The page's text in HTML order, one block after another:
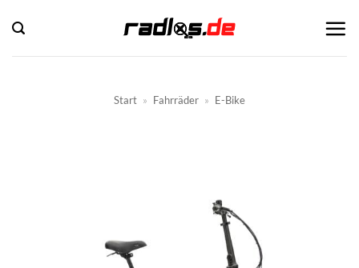
Inhalt
springen
Start » Fahrräder » E-Bike